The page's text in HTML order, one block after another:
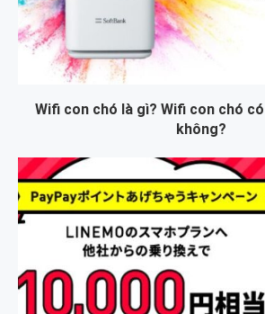
Wifi con chó là gì? Wifi con chó
không?